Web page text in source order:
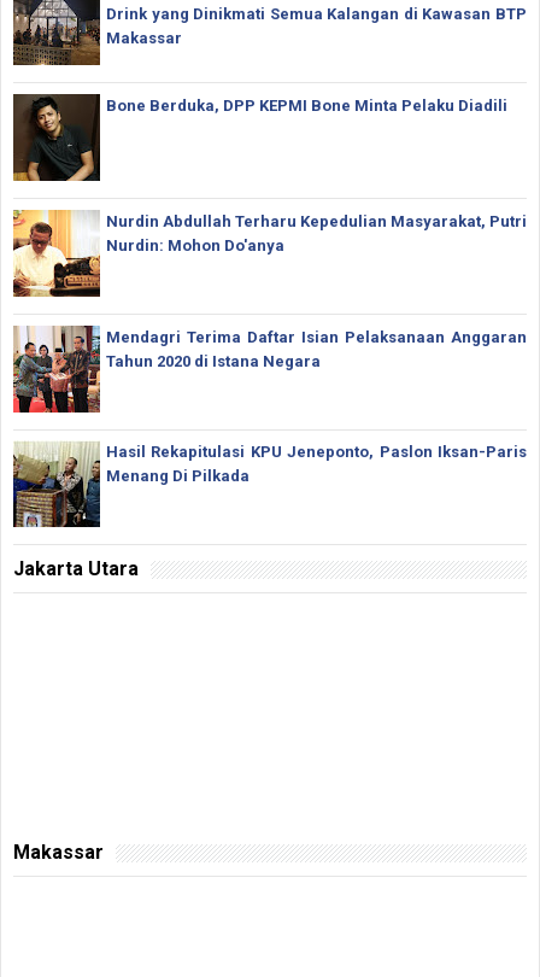
Drink yang Dinikmati Semua Kalangan di Kawasan BTP
Makassar
Bone Berduka, DPP KEPMI Bone Minta Pelaku Diadili
Nurdin Abdullah Terharu Kepedulian Masyarakat, Putri
Nurdin: Mohon Do'anya
Mendagri Terima Daftar Isian Pelaksanaan Anggaran
Tahun 2020 di Istana Negara
Hasil Rekapitulasi KPU Jeneponto, Paslon Iksan-Paris
Menang Di Pilkada
Jakarta Utara
Makassar